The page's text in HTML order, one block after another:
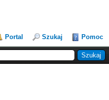
Portal Szukaj Pomoc